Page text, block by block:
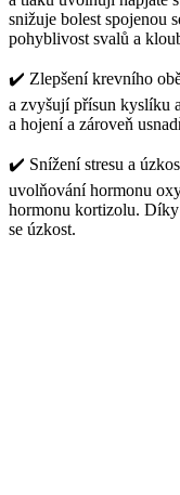
snižuje bolest spojenou
pohyblivost svalů a
✔️ Zlepšení krevního
a zvyšují přísun kyslíku
a hojení a zároveň
✔️ Snížení stresu a
uvolňování hormonu
hormonu kortizolu. Díky
se úzkost.